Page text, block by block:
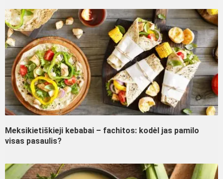
Meksikietiškieji kebabai – fachitos: kodėl jas pamilo
visas pasaulis?